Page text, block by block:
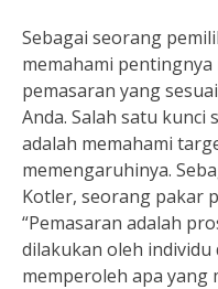
Sebagai seorang
memahami
pemasaran yang
Anda. Salah satu kunci
adalah memahami
memengaruhinya.
Kotler, seorang pakar
“Pemasaran adalah
dilakukan oleh
memperoleh apa yang